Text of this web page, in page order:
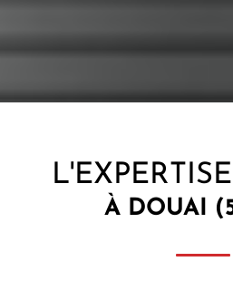
À DOUAI